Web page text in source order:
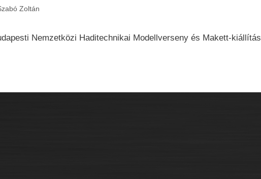
Zoltán
Nemzetközi Haditechnikai Modellverseny és Makett-kiállítás